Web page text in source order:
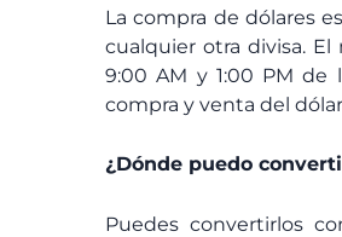
La compra de dólares
cualquier otra divisa.
9:00 AM y 1:00 PM de
compra y venta del
¿Dónde puedo
Puedes convertirlos